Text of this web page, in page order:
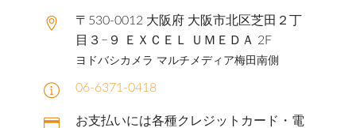
〒530-0012 大阪府 大阪市北区芝田２丁
目３−９ ＥＸＣＥＬ ＵＭＥＤＡ 2F
ヨドバシカメラ マルチメディア梅田南側
06-6371-0418
お支払いには各種クレジットカード・電